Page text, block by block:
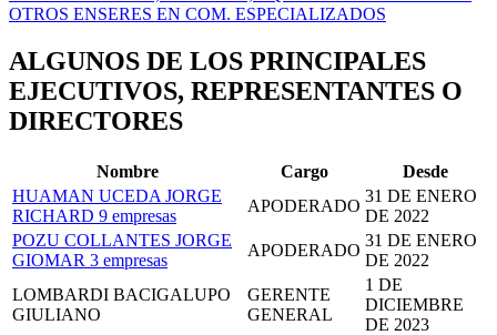
OTROS ENSERES EN COM. ESPECIALIZADOS
ALGUNOS DE LOS PRINCIPALES
EJECUTIVOS, REPRESENTANTES O
DIRECTORES
Nombre Cargo
Desde
HUAMAN UCEDA JORGE
RICHARD 9 empresas
APODERADO
31 DE ENERO
DE 2022
POZU COLLANTES JORGE
GIOMAR 3 empresas
APODERADO
31 DE ENERO
DE 2022
LOMBARDI BACIGALUPO
GIULIANO
GERENTE
GENERAL
1 DE
DICIEMBRE
DE 2023